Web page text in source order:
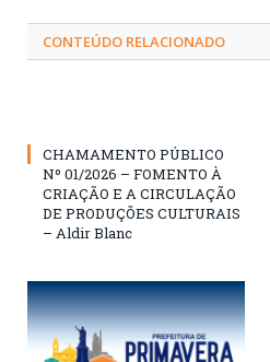
CONTEÚDO RELACIONADO
CHAMAMENTO PÚBLICO
Nº 01/2026 – FOMENTO À
CRIAÇÃO E A CIRCULAÇÃO
DE PRODUÇÕES CULTURAIS
– Aldir Blanc